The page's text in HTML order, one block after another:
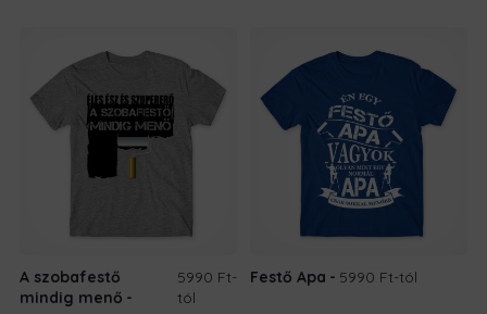
A szobafestő
mindig menő
5990 Ft-
tól
Festő Apa 5990 Ft-tól